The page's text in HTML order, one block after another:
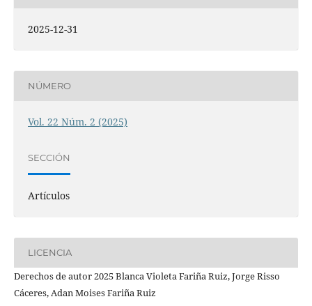
2025-12-31
NÚMERO
Vol. 22 Núm. 2 (2025)
SECCIÓN
Artículos
LICENCIA
Derechos de autor 2025 Blanca Violeta Fariña Ruiz, Jorge Risso
Cáceres, Adan Moises Fariña Ruiz